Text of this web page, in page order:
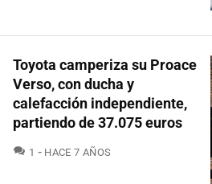
Toyota camperiza su Proace
Verso, con ducha y
calefacción independiente,
partiendo de 37.075 euros
1 COMENTARIOS
HACE 7 AÑOS